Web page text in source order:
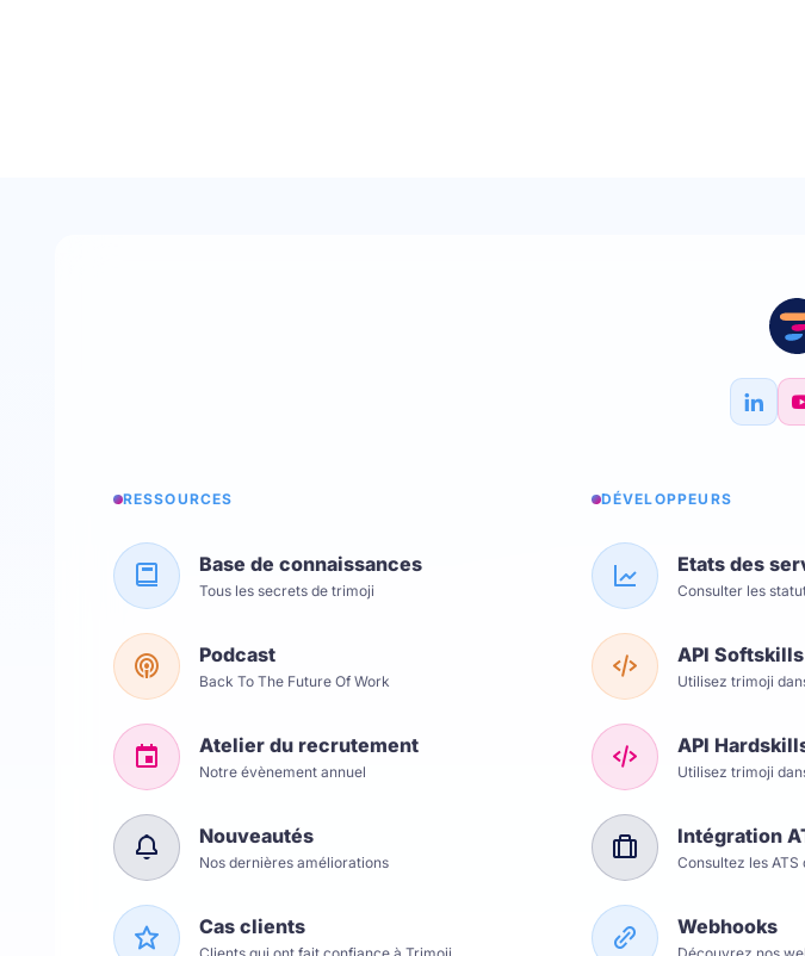
RESSOURCES
Base de connaissances
Tous les secrets de trimoji
Podcast
Back To The Future Of Work
Atelier du recrutement
Notre évènement annuel
Nouveautés
Nos dernières améliorations
Cas clients
DÉVELOPPEURS
Etats des
Consulter les
API Softskills
Utilisez trimoji
API
Utilisez trimoji
Intégration
Consultez les ATS
Webhooks